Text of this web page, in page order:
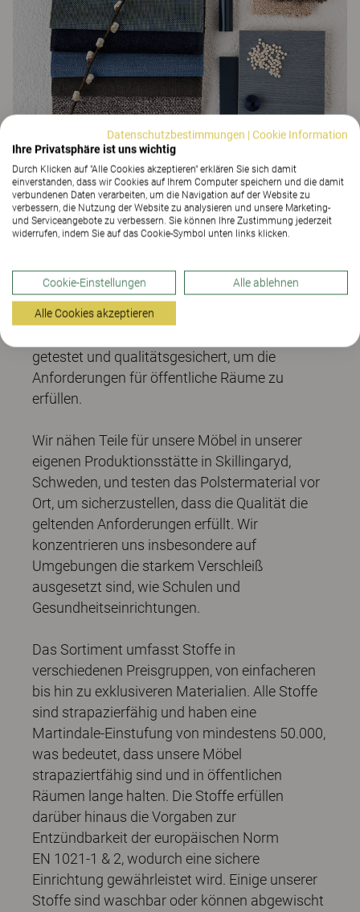
Hochwertige Materialien
großen Einfluss auf die Funktionalität und den
Pflegeaufwand des Produkts und der
Einrichtung. Aus diesem Grund wurden alle
getestet und qualitätsgesichert, um die
Anforderungen für öffentliche Räume zu
erfüllen.
Wir nähen Teile für unsere Möbel in unserer
eigenen Produktionsstätte in Skillingaryd,
Schweden, und testen das Polstermaterial vor
Ort, um sicherzustellen, dass die Qualität die
geltenden Anforderungen erfüllt. Wir
konzentrieren uns insbesondere auf
Umgebungen die starkem Verschleiß
ausgesetzt sind, wie Schulen und
Gesundheitseinrichtungen.
Das Sortiment umfasst Stoffe in
verschiedenen Preisgruppen, von einfacheren
bis hin zu exklusiveren Materialien. Alle Stoffe
sind strapazierfähig und haben eine
Martindale-Einstufung von mindestens 50.000,
was bedeutet, dass unsere Möbel
strapaziertfähig sind und in öffentlichen
Räumen lange halten. Die Stoffe erfüllen
darüber hinaus die Vorgaben zur
Entzündbarkeit der europäischen Norm
EN 1021-1 & 2, wodurch eine sichere
Einrichtung gewährleistet wird. Einige unserer
Stoffe sind waschbar oder können abgewischt
Datenschutzbestimmungen |Cookie Information
Ihre Privatsphäre ist uns wichtig
Durch Klicken auf "Alle Cookies akzeptieren" erklären Sie sich damit
einverstanden, dass wir Cookies auf Ihrem Computer speichern und die damit
verbundenen Daten verarbeiten, um die Navigation auf der Website zu
verbessern, die Nutzung der Website zu analysieren und unsere Marketing-
und Serviceangebote zu verbessern. Sie können Ihre Zustimmung jederzeit
widerrufen, indem Sie auf das Cookie-Symbol unten links klicken.
Cookie-Einstellungen Alle ablehnen
Alle Cookies akzeptieren